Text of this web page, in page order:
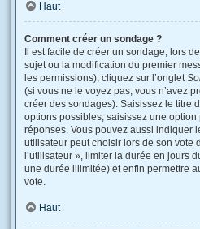
Haut
Comment créer un sondage ?
Il est facile de créer un sondage, lors
sujet ou la modification du premier
les permissions), cliquez sur l’onglet
(si vous ne le voyez pas, vous n’avez
créer des sondages). Saisissez le titre
options possibles, saisissez une
réponses. Vous pouvez aussi indiquer
utilisateur peut choisir lors de son vote
l’utilisateur », limiter la durée en jours
une durée illimitée) et enfin permettre
vote.
Haut